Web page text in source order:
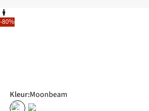
-80%
Kleur:Moonbeam
% %